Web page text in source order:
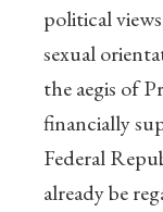
political
sexual
the aegis of
financially
Federal
already be